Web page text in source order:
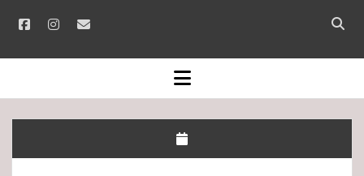
facebookinstagram
email
Open
bar
open
menu